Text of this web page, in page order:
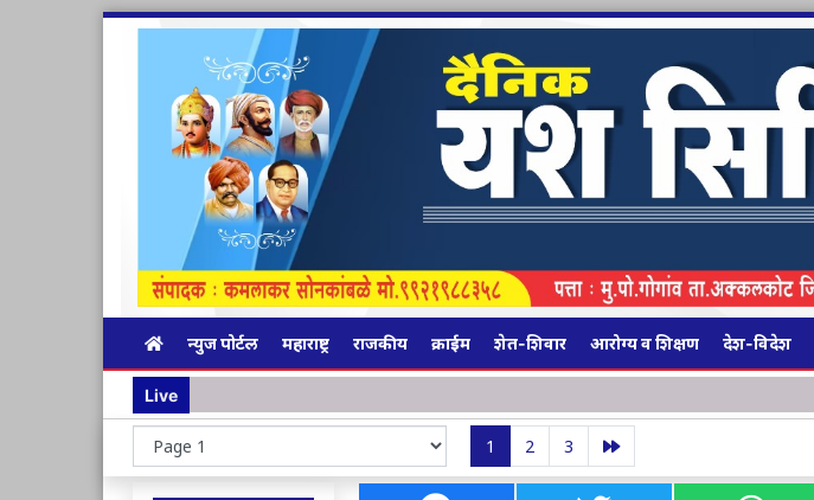
न्युज पोर्टल महाराष्ट्र राजकीय क्राईम शेत-शिवार आरोग्य व शिक्षण देश-विदेश
Live
1 2 3